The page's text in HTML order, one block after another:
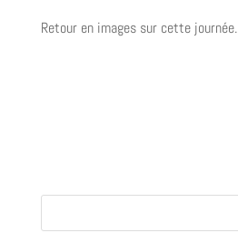
Retour en images sur cette journée.